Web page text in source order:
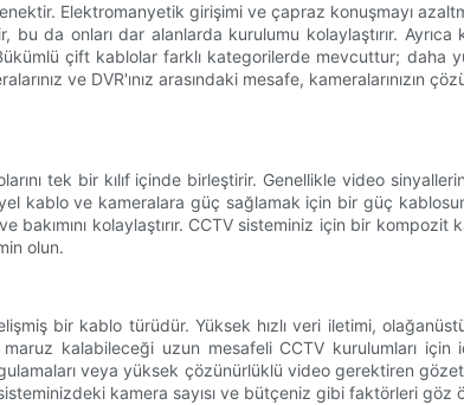
Elektromanyetik girişimi ve çapraz konuşmayı
da onları dar alanlarda kurulumu kolaylaştırır.
çift kablolar farklı kategorilerde mevcuttur; daha
ve DVR'ınız arasındaki mesafe, kameralarınızın
tek bir kılıf içinde birleştirir. Genellikle video
kablo ve kameralara güç sağlamak için bir güç
kolaylaştırır. CCTV sisteminiz için bir kompozit
olun.
bir kablo türüdür. Yüksek hızlı veri iletimi,
kalabileceği uzun mesafeli CCTV kurulumları
veya yüksek çözünürlüklü video gerektiren
kamera sayısı ve bütçeniz gibi faktörleri göz